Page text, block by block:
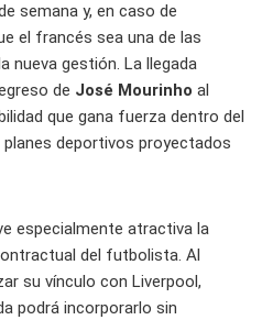
semana y, en caso de
el francés sea una de las
nueva gestión. La llegada
de José Mourinho al
que gana fuerza dentro del
deportivos proyectados
especialmente atractiva la
del futbolista. Al
su vínculo con Liverpool,
podrá incorporarlo sin